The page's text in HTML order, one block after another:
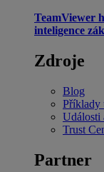
TeamViewer
inteligence
Zdroje
Blog
Příklady
Události
Trust
Partner